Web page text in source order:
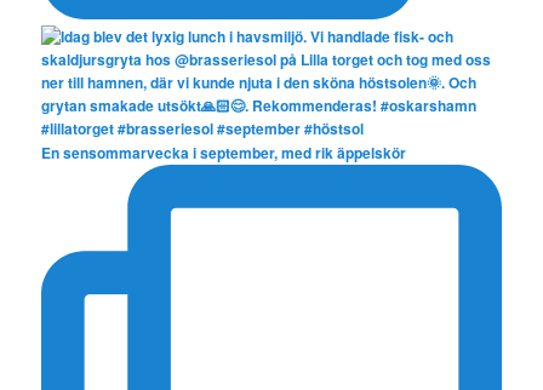
En sensommarvecka i september, med rik äppelskör